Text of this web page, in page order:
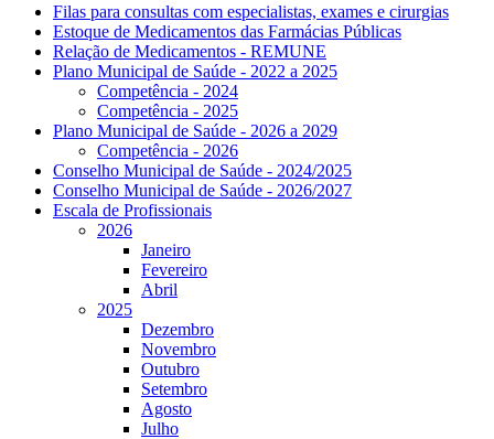
Filas para consultas com especialistas, exames e cirurgias
Estoque de Medicamentos das Farmácias Públicas
Relação de Medicamentos - REMUNE
Plano Municipal de Saúde - 2022 a 2025
Competência - 2024
Competência - 2025
Plano Municipal de Saúde - 2026 a 2029
Competência - 2026
Conselho Municipal de Saúde - 2024/2025
Conselho Municipal de Saúde - 2026/2027
Escala de Profissionais
2026
Janeiro
Fevereiro
Abril
2025
Dezembro
Novembro
Outubro
Setembro
Agosto
Julho